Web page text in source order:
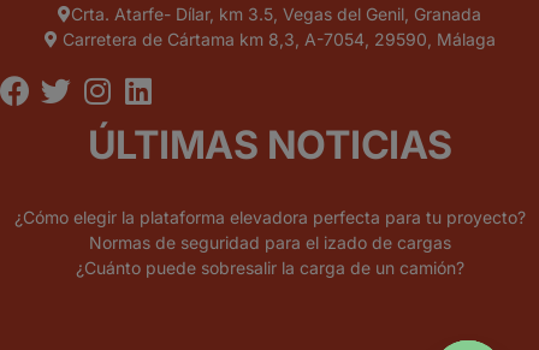
Crta. Atarfe- Dílar, km 3.5, Vegas del Genil, Granada
Carretera de Cártama km 8,3, A-7054, 29590, Málaga
ÚLTIMAS NOTICIAS
¿Cómo elegir la plataforma elevadora perfecta para tu proyecto?
Normas de seguridad para el izado de cargas
¿Cuánto puede sobresalir la carga de un camión?